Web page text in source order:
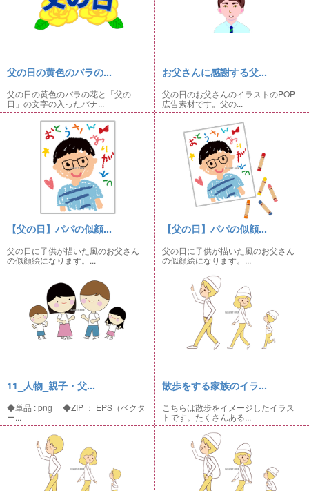
父の日の黄色のバラの...
父の日の黄色のバラの花と「父の
日」の文字の入ったバナ...
お父さんに感謝する父...
父の日のお父さんのイラストのPOP
広告素材です。父の...
【父の日】パパの似顔...
父の日に子供が描いた風のお父さん
の似顔絵になります。...
【父の日】パパの似顔...
父の日に子供が描いた風のお父さん
の似顔絵になります。...
11_人物_親子・父...
◆単品 : png ◆ZIP ： EPS（ベクタ
ー...
散歩をする家族のイラ...
こちらは散歩をイメージしたイラス
トです。たくさんある...